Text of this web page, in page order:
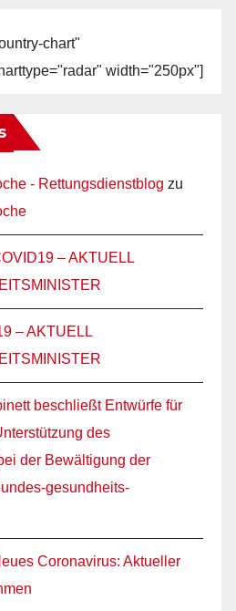
chart"
width="250px"]
- Rettungsdienstblog zu
– AKTUELL
– AKTUELL
beschließt Entwürfe für
des
der Bewältigung der
gesundheits-
Coronavirus: Aktueller